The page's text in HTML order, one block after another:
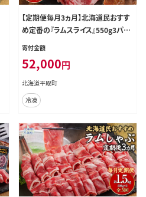
【定期便毎月3ヵ月】北海道民おすす
め定番の『ラムスライス』550g3パッ
ク 1.65kg×3ヵ月 BRTI023
寄付金額
52,000円
北海道平取町
冷凍